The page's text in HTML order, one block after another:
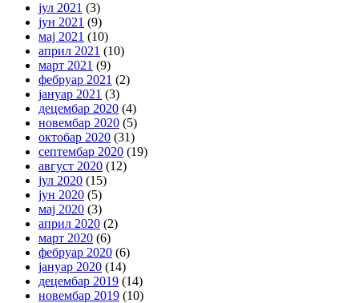
јул 2021 (3)
јун 2021 (9)
мај 2021 (10)
април 2021 (10)
март 2021 (9)
фебруар 2021 (2)
јануар 2021 (3)
децембар 2020 (4)
новембар 2020 (5)
октобар 2020 (31)
септембар 2020 (19)
август 2020 (12)
јул 2020 (15)
јун 2020 (5)
мај 2020 (3)
април 2020 (2)
март 2020 (6)
фебруар 2020 (6)
јануар 2020 (14)
децембар 2019 (14)
новембар 2019 (10)